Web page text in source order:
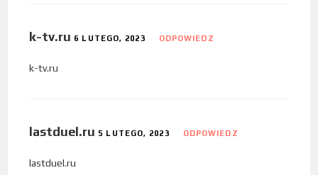
k-tv.ru 6 LUTEGO, 2023 ODPOWIEDZ
k-tv.ru
lastduel.ru 5 LUTEGO, 2023 ODPOWIEDZ
lastduel.ru